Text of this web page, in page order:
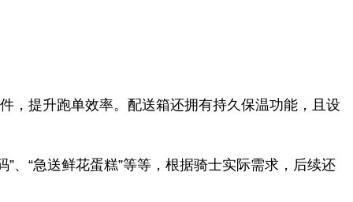
，提升跑单效率。配送箱还拥有持久保温功能，且设
、“急送鲜花蛋糕”等等，根据骑士实际需求，后续还